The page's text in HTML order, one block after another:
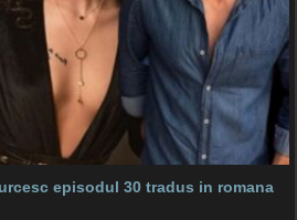
episodul 30 tradus in romana